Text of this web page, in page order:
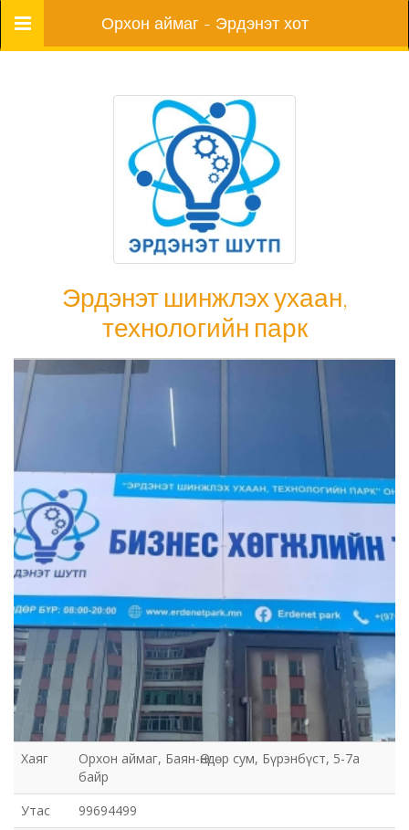
Цэс Орхон аймаг - Эрдэнэт хот
Эрдэнэт шинжлэх ухаан,
технологийн парк
Эрдэнэт шинжлэх ухаан, технологийн
Хаяг
Орхон аймаг, Баян-Өндөр сум, Бүрэнбүст, 5-7а
байр
Утас
99694499